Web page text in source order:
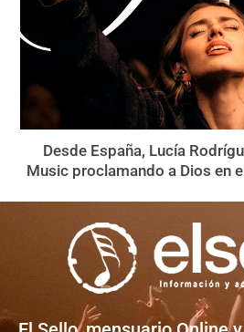
Desde España, Lucía
Music proclamando a Dios en